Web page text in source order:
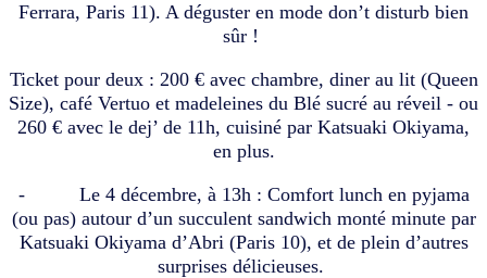
Ferrara, Paris 11). A déguster en mode don’t disturb bien
sûr !
Ticket pour deux : 200 € avec chambre, diner au lit (Queen
Size), café Vertuo et madeleines du Blé sucré au réveil - ou
260 € avec le dej’ de 11h, cuisiné par Katsuaki Okiyama,
en plus.
- Le 4 décembre, à 13h : Comfort lunch en pyjama
(ou pas) autour d’un succulent sandwich monté minute par
Katsuaki Okiyama d’Abri (Paris 10), et de plein d’autres
surprises délicieuses.